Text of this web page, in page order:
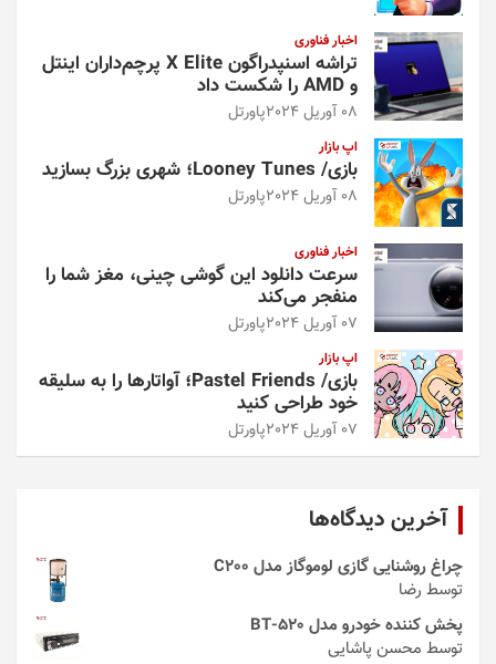
اخبار فناوری
تراشه اسنپدراگون X Elite پرچم‌داران اینتل
و AMD را شکست داد
08 آوریل 2024 پاورتل
اپ بازار
بازی/ Looney Tunes؛ شهری بزرگ بسازید
08 آوریل 2024 پاورتل
اخبار فناوری
سرعت دانلود این گوشی چینی، مغز شما را
منفجر می‌کند
07 آوریل 2024 پاورتل
اپ بازار
بازی/ Pastel Friends؛ آواتارها را به سلیقه
خود طراحی کنید
07 آوریل 2024 پاورتل
آخرین دیدگاه‌ها
چراغ روشنایی گازی لوموگاز مدل C200
توسط رضا
پخش کننده خودرو مدل 520-BT
توسط محسن پاشایی